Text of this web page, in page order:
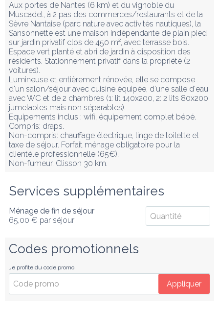
Aux portes de Nantes (6 km) et du vignoble du
Muscadet, à 2 pas des commerces/restaurants et de la
Sèvre Nantaise (parc nature avec activités nautiques), la
Sansonnette est une maison indépendante de plain pied
sur jardin privatif clos de 450 m², avec terrasse bois.
Espace vert planté et abri de jardin à disposition des
résidents. Stationnement privatif dans la propriété (2
voitures).
Lumineuse et entièrement rénovée, elle se compose
d'un salon/séjour avec cuisine équipée, d'une salle d'eau
avec WC et de 2 chambres (1: lit 140x200, 2: 2 lits 80x200
jumelables mais non séparables).
Equipements inclus : wifi, équipement complet bébé.
Compris: draps.
Non-compris: chauffage électrique, linge de toilette et
taxe de séjour. Forfait ménage obligatoire pour la
clientèle professionnelle (65€).
Non-fumeur. Clisson 30 km.
Services supplémentaires
Ménage de fin de séjour
65,00 € par séjour
Codes promotionnels
Je profite du code promo
Appliquer